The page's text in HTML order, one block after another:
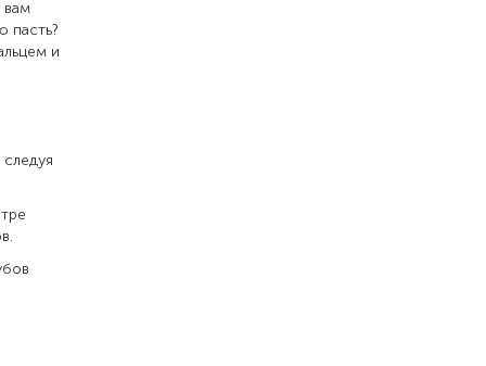
вам
пасть?
и